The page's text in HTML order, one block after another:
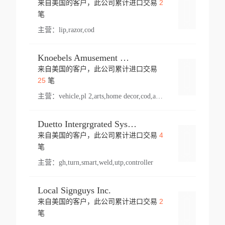
来自美国的客户，此公司累计进口交易 2
笔
主营： lip,razor,cod
Knoebels Amusement Resort
来自美国的客户，此公司累计进口交易
25笔
主营： vehicle,pl 2,arts,home decor,cod,amusement ride,sea
Duetto Intergrgrated Systems Inc.
来自美国的客户，此公司累计进口交易 4
笔
主营： gh,turn,smart,weld,utp,controller
Local Signguys Inc.
来自美国的客户，此公司累计进口交易 2
笔